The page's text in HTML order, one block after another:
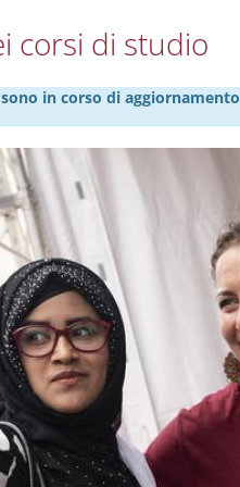
corsi di studio
in corso di aggiornamento